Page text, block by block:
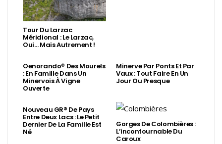
Tour Du Larzac
Méridional : Le Larzac,
Oui… Mais Autrement !
Oenorando® Des Mourels
: En Famille Dans Un
Minervois À Vigne
Ouverte
Minerve Par Ponts Et Par
Vaux : Tout Faire En Un
Jour Ou Presque
Nouveau GR® De Pays
Entre Deux Lacs : Le Petit
Dernier De La Famille Est
Né
Gorges De Colombières :
L’incontournable Du
Caroux